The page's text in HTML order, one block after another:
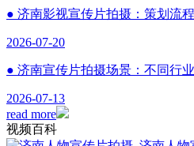
● 济南影视宣传片拍摄：策划流
2026-07-20
● 济南宣传片拍摄场景：不同行
2026-07-13
read more
视频百科